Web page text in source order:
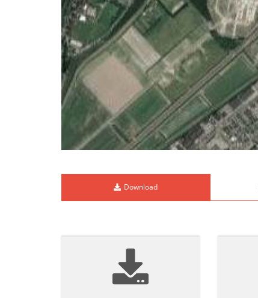
Download